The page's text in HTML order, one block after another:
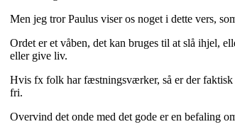
Men jeg tror Paulus viser os noget i dette vers,
Ordet er et våben, det kan bruges til at slå ihjel,
eller give liv.
Hvis fx folk har fæstningsværker, så er der
fri.
Overvind det onde med det gode er en befaling